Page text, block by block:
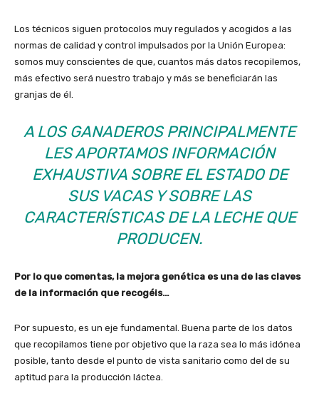
Los técnicos siguen protocolos muy regulados y acogidos a las
normas de calidad y control impulsados por la Unión Europea:
somos muy conscientes de que, cuantos más datos recopilemos,
más efectivo será nuestro trabajo y más se beneficiarán las
granjas de él.
A LOS GANADEROS PRINCIPALMENTE
LES APORTAMOS INFORMACIÓN
EXHAUSTIVA SOBRE EL ESTADO DE
SUS VACAS Y SOBRE LAS
CARACTERÍSTICAS DE LA LECHE QUE
PRODUCEN.
Por lo que comentas, la mejora genética es una de las claves
de la información que recogéis…
Por supuesto, es un eje fundamental. Buena parte de los datos
que recopilamos tiene por objetivo que la raza sea lo más idónea
posible, tanto desde el punto de vista sanitario como del de su
aptitud para la producción láctea.